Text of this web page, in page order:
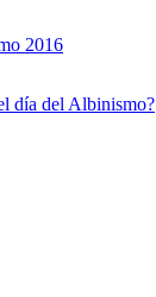
2016
día del Albinismo?